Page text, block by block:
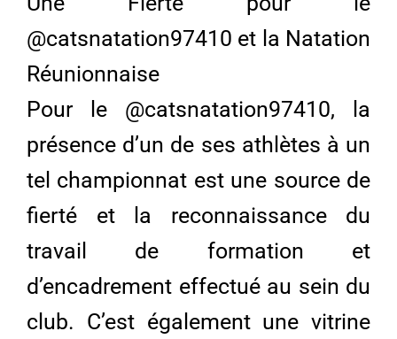
@catsnatation97410 et la Natation
Réunionnaise
Pour le @catsnatation97410, la
présence d’un de ses athlètes à un
tel championnat est une source de
fierté et la reconnaissance du
travail de formation et
d’encadrement effectué au sein du
club. C’est également une vitrine